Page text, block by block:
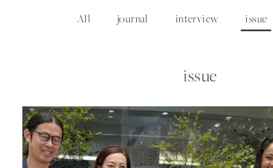
All journal interview issue
issue